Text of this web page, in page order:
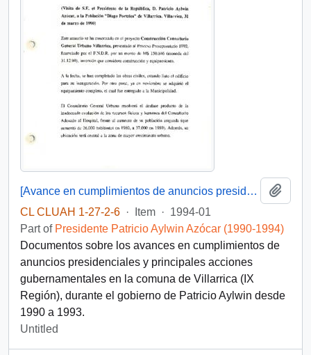
[Avance en cumplimientos de anuncios presidenciales y principales acciones gubernamentales en la comuna de Villarrica (IX Región]
CL CLUAH 1-27-2-6 · Item · 1994-01
Part of Presidente Patricio Aylwin Azócar (1990-1994)
Documentos sobre los avances en cumplimientos de
anuncios presidenciales y principales acciones
gubernamentales en la comuna de Villarrica (IX
Región), durante el gobierno de Patricio Aylwin desde
1990 a 1993.
Untitled